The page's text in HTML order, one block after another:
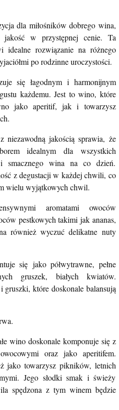
dla miłośników dobrego wina,
jakość w przystępnej cenie. Ta
idealne rozwiązanie na różnego
po rodzinne uroczystości.
się łagodnym i harmonijnym
każdemu. Jest to wino, które
jako aperitif, jak i towarzysz
niezawodną jakością sprawia, że
idealnym dla wszystkich
i smacznego wina na co dzień.
z degustacji w każdej chwili, co
wielu wyjątkowych chwil.
aromatami owoców
pestkowych takimi jak ananas,
również wyczuć delikatne nuty
się jako półwytrawne, pełne
gruszek, białych kwiatów.
gruszki, które doskonale balansują
wino doskonale komponuje się z
oraz jako aperitifem.
jako towarzysz pikników, letnich
Jego słodki smak i świeży
spędzona z tym winem będzie